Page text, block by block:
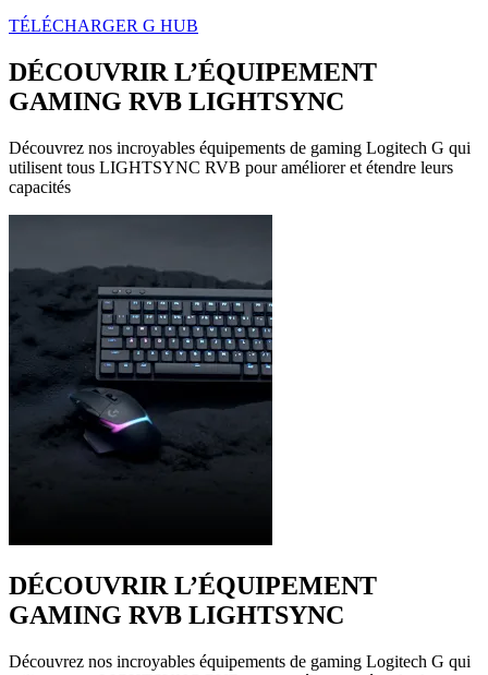
TÉLÉCHARGER G HUB
DÉCOUVRIR L’ÉQUIPEMENT
GAMING RVB LIGHTSYNC
Découvrez nos incroyables équipements de gaming Logitech G qui
utilisent tous LIGHTSYNC RVB pour améliorer et étendre leurs
capacités
DÉCOUVRIR L’ÉQUIPEMENT
GAMING RVB LIGHTSYNC
Découvrez nos incroyables équipements de gaming Logitech G qui